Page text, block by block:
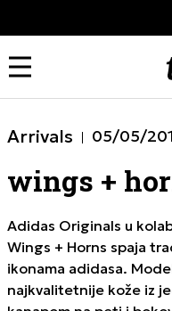
Arrivals 05/05/
wings +
Adidas Originals u
Wings + Horns spaja
ikonama adidasa.
najkvalitetnije kože iz